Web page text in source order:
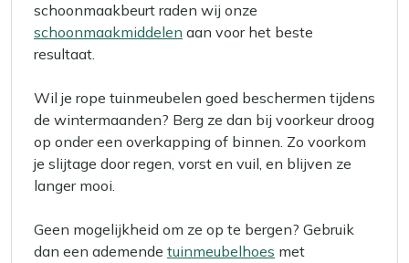
schoonmaakbeurt raden wij onze
schoonmaakmiddelen aan voor het beste
resultaat.
Wil je rope tuinmeubelen goed beschermen tijdens
de wintermaanden? Berg ze dan bij voorkeur droog
op onder een overkapping of binnen. Zo voorkom
je slijtage door regen, vorst en vuil, en blijven ze
langer mooi.
Geen mogelijkheid om ze op te bergen? Gebruik
dan een ademende tuinmeubelhoes met